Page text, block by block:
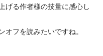
げる作者様の技量に感心し
フを読みたいですね。